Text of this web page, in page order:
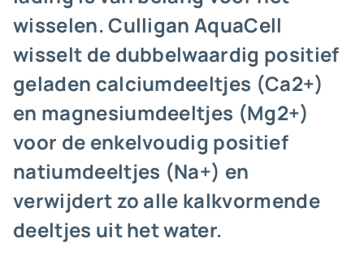
wisselen. Culligan AquaCell
wisselt de dubbelwaardig positief
geladen calciumdeeltjes (Ca2+)
en magnesiumdeeltjes (Mg2+)
voor de enkelvoudig positief
natiumdeeltjes (Na+) en
verwijdert zo alle kalkvormende
deeltjes uit het water.